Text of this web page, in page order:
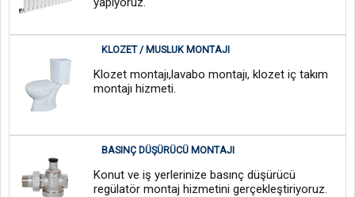
KLOZET / MUSLUK MONTAJI
Klozet montajı,lavabo montajı, klozet iç takım
montajı hizmeti.
BASINÇ DÜŞÜRÜCÜ MONTAJI
Konut ve iş yerlerinize basınç düşürücü
regülatör montaj hizmetini gerçekleştiriyoruz.